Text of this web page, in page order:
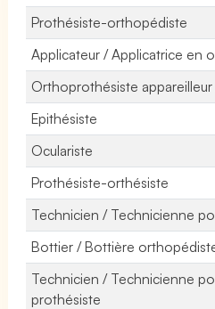
Prothésiste-orthopédiste
Applicateur / Applicatrice en
Orthoprothésiste appareilleur
Epithésiste
Oculariste
Prothésiste-orthésiste
Technicien / Technicienne
Bottier / Bottière
Technicien / Technicienne
prothésiste